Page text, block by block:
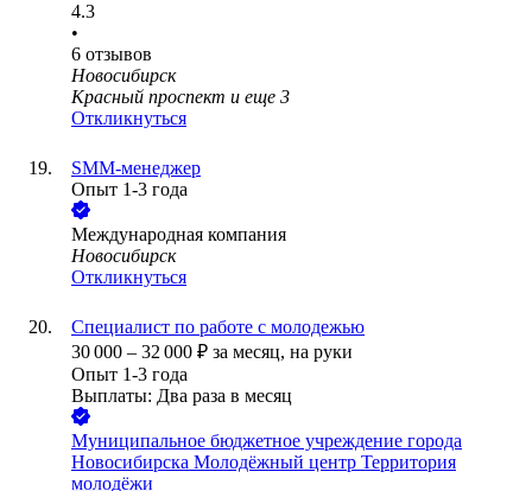
4.3
•
6 отзывов
Новосибирск
Красный проспект и еще 3
Откликнуться
SMM-менеджер
Опыт 1-3 года
Международная компания
Новосибирск
Откликнуться
Специалист по работе с молодежью
30 000 – 32 000 ₽ за месяц, на руки
Опыт 1-3 года
Выплаты: Два раза в месяц
Муниципальное бюджетное учреждение города
Новосибирска Молодёжный центр Территория
молодёжи